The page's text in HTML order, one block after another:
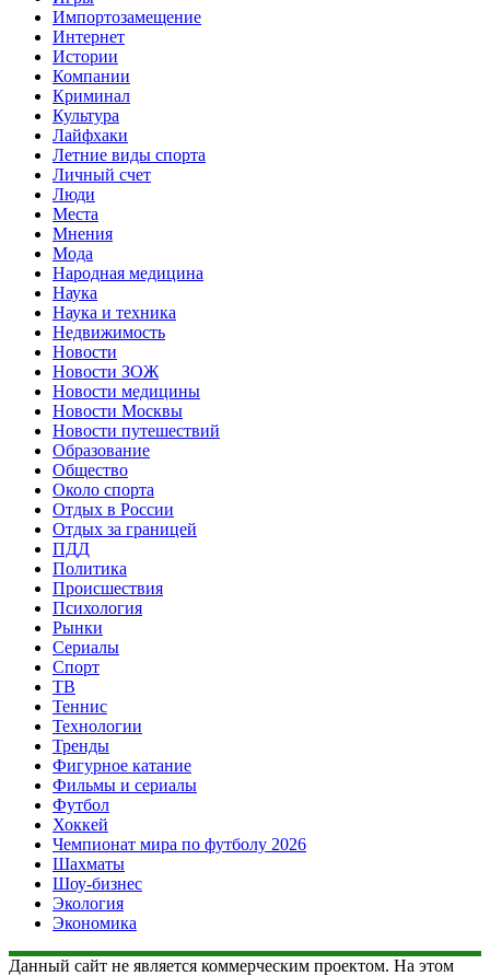
Импортозамещение
Интернет
Истории
Компании
Криминал
Культура
Лайфхаки
Летние виды спорта
Личный счет
Люди
Места
Мнения
Мода
Народная медицина
Наука
Наука и техника
Недвижимость
Новости
Новости ЗОЖ
Новости медицины
Новости Москвы
Новости путешествий
Образование
Общество
Около спорта
Отдых в России
Отдых за границей
ПДД
Политика
Происшествия
Психология
Рынки
Сериалы
Спорт
ТВ
Теннис
Технологии
Тренды
Фигурное катание
Фильмы и сериалы
Футбол
Хоккей
Чемпионат мира по футболу 2026
Шахматы
Шоу-бизнес
Экология
Экономика
Данный сайт не является коммерческим проектом. На этом